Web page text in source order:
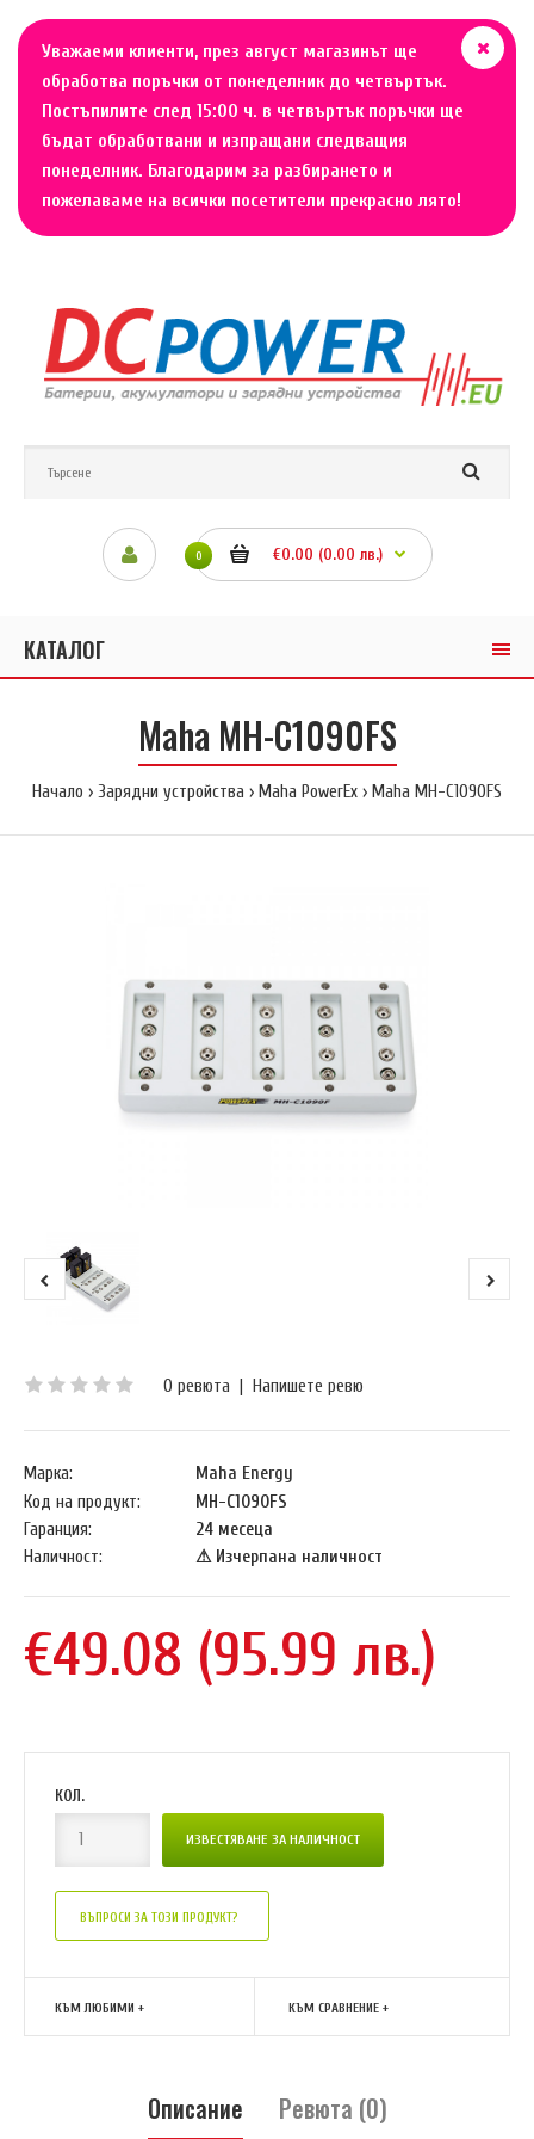
Уважаеми клиенти, през август магазинът ще
обработва поръчки от понеделник до четвъртък.
Постъпилите след 15:00 ч. в четвъртък поръчки ще
бъдат обработвани и изпращани следващия
понеделник. Благодарим за разбирането и
пожелаваме на всички посетители прекрасно лято!
0 €0.00 (0.00 лв.)
КАТАЛОГ
Maha MH-C1090FS
Начало Зарядни устройства Maha PowerEx Maha MH-C1090FS
0 ревюта Напишете ревю
Марка:
Maha Energy
Код на продукт:
MH-C1090FS
Гаранция:
24 месеца
Наличност:
⚠ Изчерпана наличност
€49.08 (95.99 лв.)
КОЛ.
ВЪПРОСИ ЗА ТОЗИ ПРОДУКТ?
КЪМ ЛЮБИМИ + КЪМ СРАВНЕНИЕ +
Описание Ревюта (0)